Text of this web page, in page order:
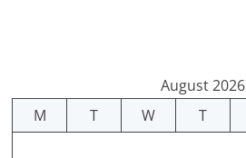
August 2026
M
T W T